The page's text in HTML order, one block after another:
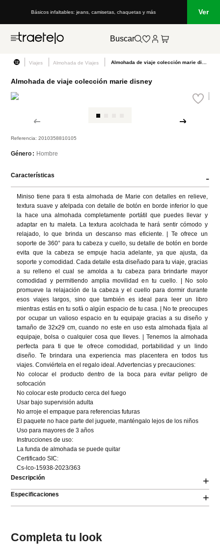
Lo que está de moda en Venezuela: marcas, estilo y tendencias
Ver
Buscar
Viajes Almohada de Viajes
Almohada de viaje colección marie disney
Referencia:2010358810105
Género Hombre
Características -
Miniso tiene para ti esta almohada de Marie con detalles en relieve,
textura suave y afelpada con detalle de botón en borde inferior lo que
la hace una almohada completamente portátil que puedes llevar y
adaptar en tu maleta. La textura acolchada te hará sentir cómodo y
relajado, lo que brinda un descanso mas eficiente. | Te ofrece un
soporte de 360° para tu cabeza y cuello, su detalle de botón en borde
evita que la cabeza se empuje hacia adelante, ya que ajusta, da
soporte y comodidad. Cada detalle esta diseñado para tu viaje, gracias
a su relleno el cual se amolda a tu cabeza para brindarte mayor
comodidad y permitiendo amplia movilidad en tu cuello. | No solo
promueve la relajación de la cabeza y el cuello para dormir durante
esos viajes largos, sino que también es ideal para leer un libro
mientras estás en tu sofá o algún espacio de tu casa. | No te preocupes
por ocupar un valioso espacio en tu equipaje gracias a su diseño y
tamaño de 32x29 cm, cuando no este en uso esta almohada fíjala al
equipaje, bolsa o cualquier cosa que lleves. | Tenemos la almohada
perfecta para ti que te ofrece comodidad, portabilidad y un lindo
diseño. Te brindara una experiencia mas placentera en todos tus
viajes. Conviértela en el regalo ideal. Advertencias y precauciones:
No colocar el producto dentro de la boca para evitar peligro de
sofocación
No colocar este producto cerca del fuego
Usar bajo supervisión adulta
No arroje el empaque para referencias futuras
El paquete no hace parte del juguete, manténgalo lejos de los niños
Uso para mayores de 3 años
Instrucciones de uso:
La funda de almohada se puede quitar
Certificado SIC:
Cs-lco-15938-2023/363
Descripción
+
Especificaciones +
Completa tu look